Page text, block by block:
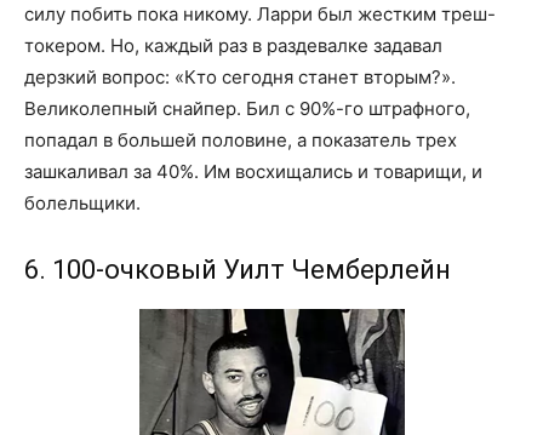
силу побить пока никому. Ларри был жестким треш-
токером. Но, каждый раз в раздевалке задавал
дерзкий вопрос: «Кто сегодня станет вторым?».
Великолепный снайпер. Бил с 90%-го штрафного,
попадал в большей половине, а показатель трех
зашкаливал за 40%. Им восхищались и товарищи, и
болельщики.
6. 100-очковый Уилт Чемберлейн